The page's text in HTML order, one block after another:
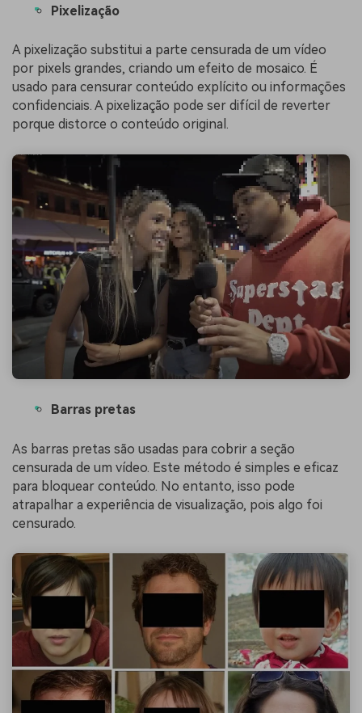
Pixelização
A pixelização substitui a parte censurada de um vídeo
por pixels grandes, criando um efeito de mosaico. É
usado para censurar conteúdo explícito ou informações
confidenciais. A pixelização pode ser difícil de reverter
porque distorce o conteúdo original.
Barras pretas
As barras pretas são usadas para cobrir a seção
censurada de um vídeo. Este método é simples e eficaz
para bloquear conteúdo. No entanto, isso pode
atrapalhar a experiência de visualização, pois algo foi
censurado.